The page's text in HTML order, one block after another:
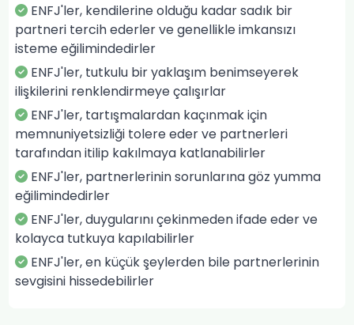
ENFJ'ler, kendilerine olduğu kadar sadık bir
partneri tercih ederler ve genellikle imkansızı
isteme eğilimindedirler
ENFJ'ler, tutkulu bir yaklaşım benimseyerek
ilişkilerini renklendirmeye çalışırlar
ENFJ'ler, tartışmalardan kaçınmak için
memnuniyetsizliği tolere eder ve partnerleri
tarafından itilip kakılmaya katlanabilirler
ENFJ'ler, partnerlerinin sorunlarına göz yumma
eğilimindedirler
ENFJ'ler, duygularını çekinmeden ifade eder ve
kolayca tutkuya kapılabilirler
ENFJ'ler, en küçük şeylerden bile partnerlerinin
sevgisini hissedebilirler